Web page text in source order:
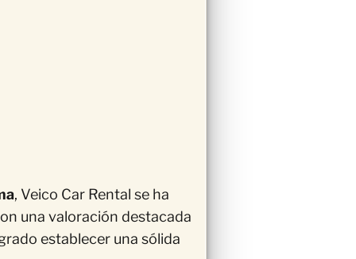
, Veico Car Rental se ha
una valoración destacada
establecer una sólida